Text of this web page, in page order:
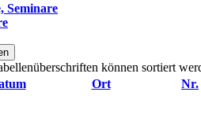
Seminare
können sortiert
Ort Nr.